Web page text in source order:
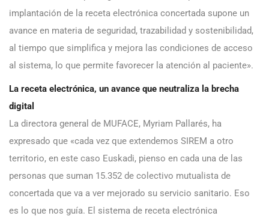
implantación de la receta electrónica concertada supone un
avance en materia de seguridad, trazabilidad y sostenibilidad,
al tiempo que simplifica y mejora las condiciones de acceso
al sistema, lo que permite favorecer la atención al paciente».
La receta electrónica, un avance que neutraliza la brecha
digital
La directora general de MUFACE, Myriam Pallarés, ha
expresado que «cada vez que extendemos SIREM a otro
territorio, en este caso Euskadi, pienso en cada una de las
personas que suman 15.352 de colectivo mutualista de
concertada que va a ver mejorado su servicio sanitario. Eso
es lo que nos guía. El sistema de receta electrónica